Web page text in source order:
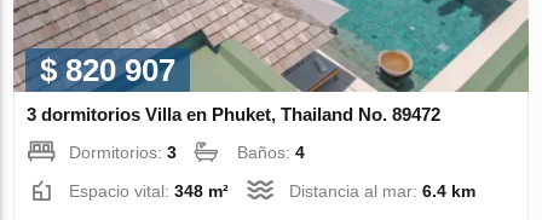
$ 820 907
3 dormitorios Villa en Phuket, Thailand No. 89472
Dormitorios:3 Baños:4
Espacio vital:348 m² Distancia al mar:6.4 km